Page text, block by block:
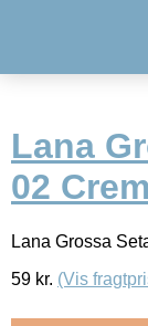
Lana
02
Lana Grossa
59 kr. (Vis